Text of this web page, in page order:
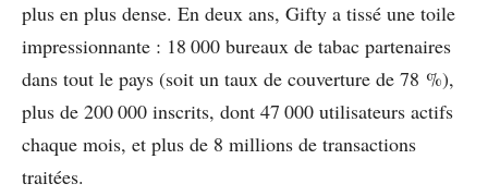
plus en plus dense. En deux ans, Gifty a tissé une toile
impressionnante : 18 000 bureaux de tabac partenaires
dans tout le pays (soit un taux de couverture de 78 %),
plus de 200 000 inscrits, dont 47 000 utilisateurs actifs
chaque mois, et plus de 8 millions de transactions
traitées.